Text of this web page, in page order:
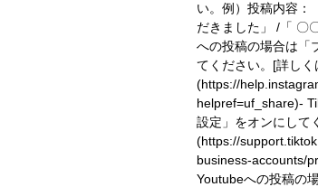
い。 例）投稿内容：
だきました」 /「 〇
への投稿の場合は「
てください。 [詳しく
(https://
helpref=uf_share)-
設定」をオンにして
(https://
business-accounts/
Youtubeへの投稿の